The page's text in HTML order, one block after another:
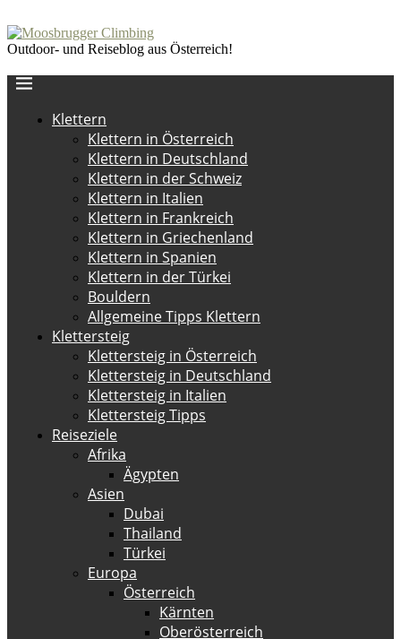
Outdoor- und Reiseblog aus Österreich!
Klettern
Klettern in Österreich
Klettern in Deutschland
Klettern in der Schweiz
Klettern in Italien
Klettern in Frankreich
Klettern in Griechenland
Klettern in Spanien
Klettern in der Türkei
Bouldern
Allgemeine Tipps Klettern
Klettersteig
Klettersteig in Österreich
Klettersteig in Deutschland
Klettersteig in Italien
Klettersteig Tipps
Reiseziele
Afrika
Ägypten
Asien
Dubai
Thailand
Türkei
Europa
Österreich
Kärnten
Oberösterreich